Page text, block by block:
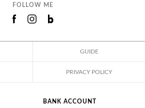
FOLLOW ME
GUIDE
PRIVACY POLICY
BANK ACCOUNT